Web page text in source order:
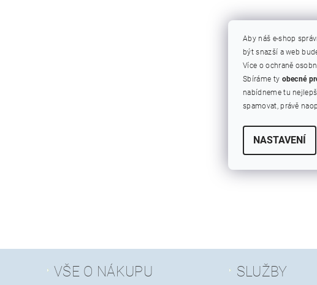
VŠE O NÁKUPU SLUŽBY
Aby náš e-shop
být snazší a web
Více o ochraně
Sbíráme ty obecné
nabídneme tu
spamovat, právě
NASTAVENÍ